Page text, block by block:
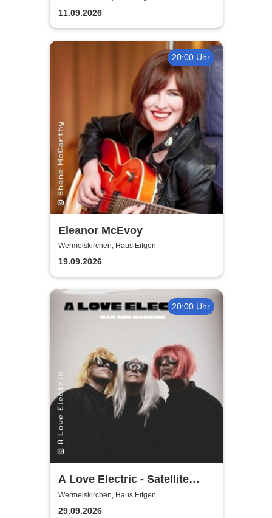
11.09.2026
20:00 Uhr
Eleanor McEvoy
Wermelskirchen, Haus Eifgen
19.09.2026
20:00 Uhr
A Love Electric - Satellite
Jazz - New Perspectives in
Jazz
Wermelskirchen, Haus Eifgen
29.09.2026